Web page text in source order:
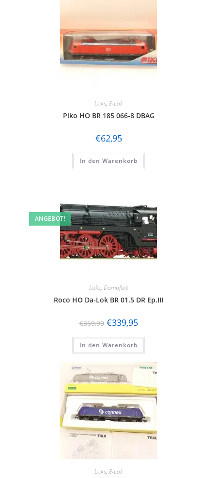
Loks, E-Lok
Piko HO BR 185 066-8 DBAG
€62,95
In den Warenkorb
ANGEBOT!
Loks, Dampflok
Roco HO Da-Lok BR 01.5 DR Ep.III
€369,90 €339,95
In den Warenkorb
Loks, E-Lok